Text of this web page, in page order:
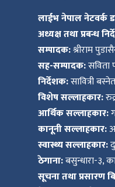
लाईभ नेपाल नेटवर्क
अध्यक्ष तथा प्रबन्ध
सम्पादक:श्रीराम
सह-सम्पादक:सविता
निर्देशक:सावित्री
विशेष सल्लाहकार:
आर्थिक सल्लाहकार:
कानूनी सल्लाहकार:
स्वास्थ्य सल्लाहकार:
ठेगाना:बसुन्धारा-३,
सूचना तथा प्रसारण